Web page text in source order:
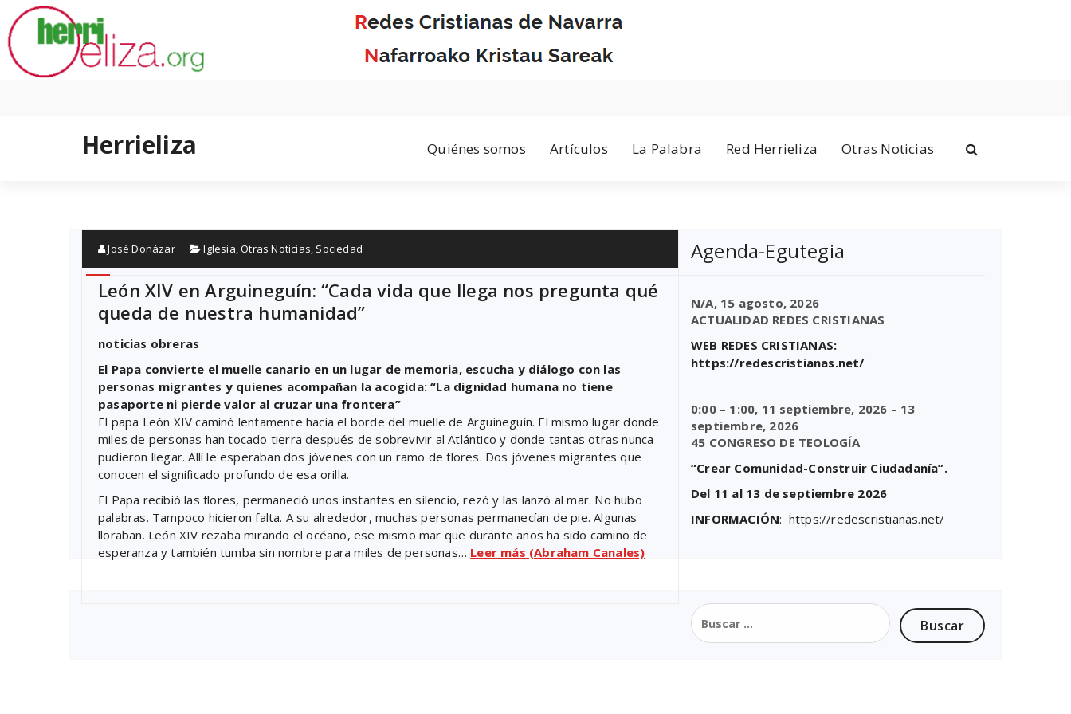
to
content
Herrieliza Quiénes somos Artículos La Palabra Red Herrieliza Otras Noticias
José Donázar Iglesia,Otras Noticias, Sociedad
León XIV en Arguineguín: “Cada vida que llega nos pregunta qué
queda de nuestra humanidad”
noticias obreras
El Papa convierte el muelle canario en un lugar de memoria, escucha y diálogo con las
personas migrantes y quienes acompañan la acogida: “La dignidad humana no tiene
pasaporte ni pierde valor al cruzar una frontera”
El papa León XIV caminó lentamente hacia el borde del muelle de Arguineguín. El mismo lugar donde
miles de personas han tocado tierra después de sobrevivir al Atlántico y donde tantas otras nunca
pudieron llegar. Allí le esperaban dos jóvenes con un ramo de flores. Dos jóvenes migrantes que
conocen el significado profundo de esa orilla.
El Papa recibió las flores, permaneció unos instantes en silencio, rezó y las lanzó al mar. No hubo
palabras. Tampoco hicieron falta. A su alrededor, muchas personas permanecían de pie. Algunas
lloraban. León XIV rezaba mirando el océano, ese mismo mar que durante años ha sido camino de
esperanza y también tumba sin nombre para miles de personas… Leer más (Abraham Canales)
Agenda-Egutegia
N/A, 15 agosto, 2026
ACTUALIDAD REDES CRISTIANAS
WEB REDES CRISTIANAS:
https://redescristianas.net/
0:00 – 1:00, 11 septiembre, 2026 – 13
septiembre, 2026
45 CONGRESO DE TEOLOGÍA
“Crear Comunidad-Construir Ciudadanía”.
Del 11 al 13 de septiembre 2026
INFORMACIÓN: https://redescristianas.net/
Buscar: